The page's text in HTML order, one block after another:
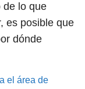
de lo que
es posible que
dónde
el área de